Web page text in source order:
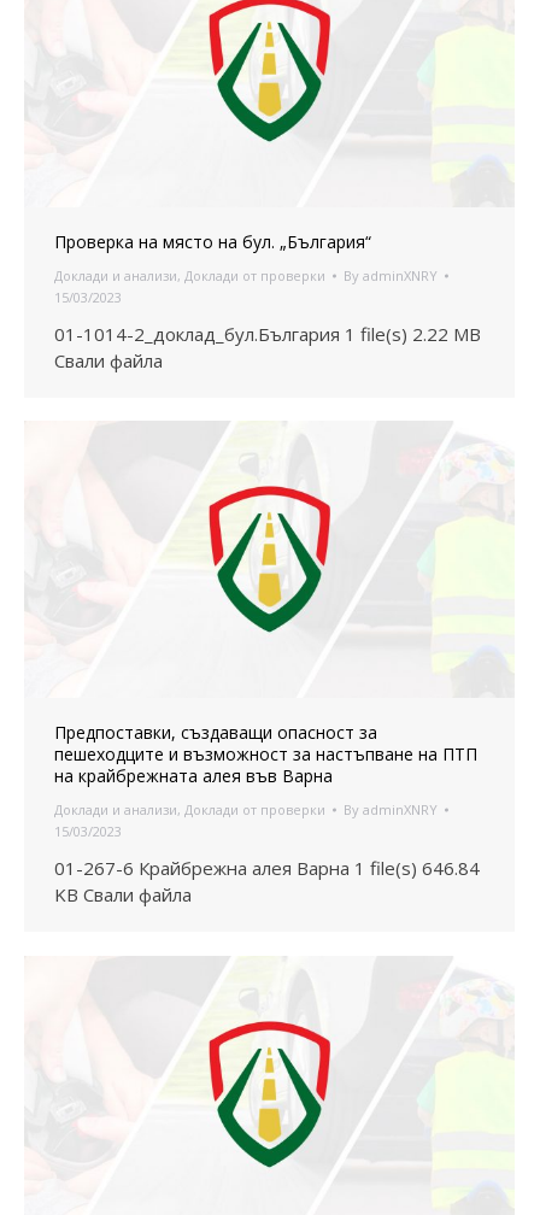
Проверка на място на бул. „България“
Доклади и анализи, Доклади от проверки By adminXNRY
15/03/2023
01-1014-2_доклад_бул.България 1 file(s) 2.22 MB
Свали файла
Предпоставки, създаващи опасност за
пешеходците и възможност за настъпване на ПТП
на крайбрежната алея във Варна
Доклади и анализи, Доклади от проверки By adminXNRY
15/03/2023
01-267-6 Крайбрежна алея Варна 1 file(s) 646.84
KB Свали файла